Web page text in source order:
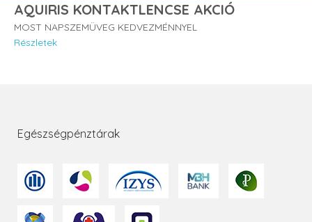
AQUIRIS KONTAKTLENCSE AKCIÓ
MOST NAPSZEMÜVEG KEDVEZMÉNNYEL
Részletek
Egészségpénztárak